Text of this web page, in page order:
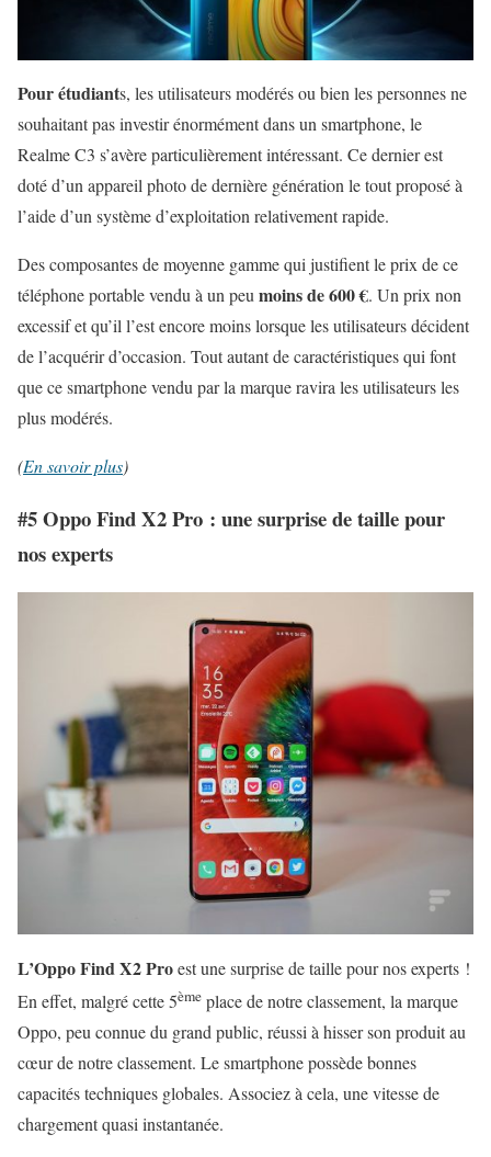
Pour étudiants, les utilisateurs modérés ou bien les personnes ne
souhaitant pas investir énormément dans un smartphone, le
Realme C3 s’avère particulièrement intéressant. Ce dernier est
doté d’un appareil photo de dernière génération le tout proposé à
l’aide d’un système d’exploitation relativement rapide.
Des composantes de moyenne gamme qui justifient le prix de ce
téléphone portable vendu à un peu moins de 600 €. Un prix non
excessif et qu’il l’est encore moins lorsque les utilisateurs décident
de l’acquérir d’occasion. Tout autant de caractéristiques qui font
que ce smartphone vendu par la marque ravira les utilisateurs les
plus modérés.
(En savoir plus)
#5 Oppo Find X2 Pro : une surprise de taille pour
nos experts
L’Oppo Find X2 Proest une surprise de taille pour nos experts !
En effet, malgré cette 5ème place de notre classement, la marque
Oppo, peu connue du grand public, réussi à hisser son produit au
cœur de notre classement. Le smartphone possède bonnes
capacités techniques globales. Associez à cela, une vitesse de
chargement quasi instantanée.